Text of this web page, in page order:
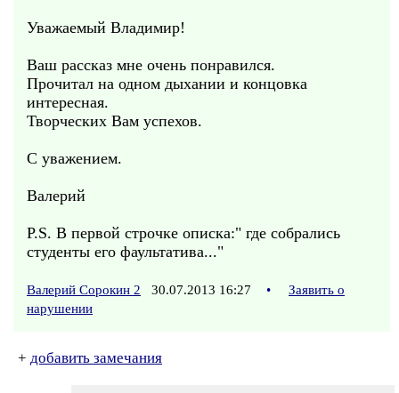
Уважаемый Владимир!
Ваш рассказ мне очень понравился.
Прочитал на одном дыхании и концовка
интересная.
Творческих Вам успехов.
С уважением.
Валерий
P.S. В первой строчке описка:" где собрались
студенты его фаультатива..."
Валерий Сорокин 2 30.07.2013 16:27 •
Заявить о
нарушении
+ добавить замечания